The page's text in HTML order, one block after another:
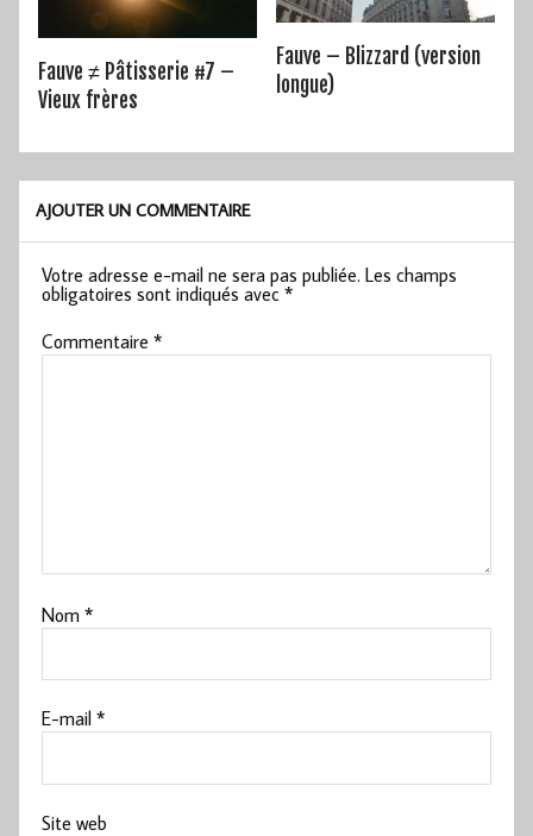
Fauve ≠ Pâtisserie #7 –
Vieux frères
Fauve – Blizzard (version
longue)
AJOUTER UN COMMENTAIRE
Votre adresse e-mail ne sera pas publiée. Les champs
obligatoires sont indiqués avec*
Commentaire*
Nom*
E-mail*
Site web